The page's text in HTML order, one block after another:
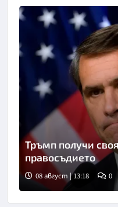
Снимка: Асошиейтед
Тръмп получи
правосъдието
08 август | 13:18 0